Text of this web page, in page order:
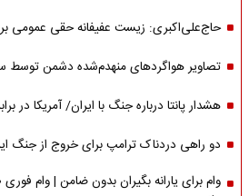
حاج‌علی‌اکبری: زیست عفیفانه حقی عمومی
تصاویر هواگردهای منهدم‌شده دشمن توسط
هشدار پانتا درباره جنگ با ایران/ آمریکا در
دو راهی دردناک ترامپ برای خروج از جنگ